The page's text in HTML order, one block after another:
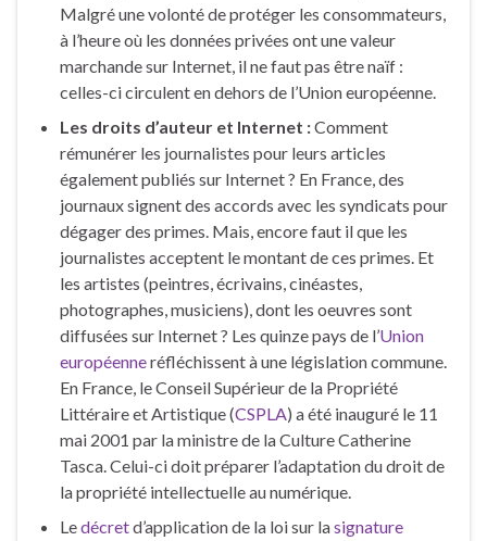
Malgré une volonté de protéger les consommateurs,
à l’heure où les données privées ont une valeur
marchande sur Internet, il ne faut pas être naïf :
celles-ci circulent en dehors de l’Union européenne.
Les droits d’auteur et Internet :Comment
rémunérer les journalistes pour leurs articles
également publiés sur Internet ? En France, des
journaux signent des accords avec les syndicats pour
dégager des primes. Mais, encore faut il que les
journalistes acceptent le montant de ces primes. Et
les artistes (peintres, écrivains, cinéastes,
photographes, musiciens), dont les oeuvres sont
diffusées sur Internet ? Les quinze pays de l’Union
européenneréfléchissent à une législation commune.
En France, le Conseil Supérieur de la Propriété
Littéraire et Artistique (CSPLA) a été inauguré le 11
mai 2001 par la ministre de la Culture Catherine
Tasca. Celui-ci doit préparer l’adaptation du droit de
la propriété intellectuelle au numérique.
Ledécretd’application de la loi sur lasignature